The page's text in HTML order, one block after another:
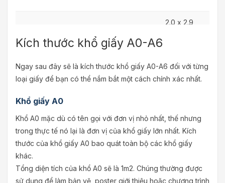
2.0 x 2.9
A9 37 x 52 mm 3.7 x 5.2 cm
1.5 x 2.0
inches
A10 26 x 37 mm
Kích thước khổ giấy A0-A6
Ngay sau đây sẽ là kích thước khổ giấy A0-A6 đối với từng
loại giấy để bạn có thể nắm bắt một cách chính xác nhất.
Khổ giấy A0
Khổ A0 mặc dù có tên gọi với đơn vị nhỏ nhất, thế nhưng
trong thực tế nó lại là đơn vị của khổ giấy lớn nhất. Kích
thước của khổ giấy A0 bao quát toàn bộ các khổ giấy
khác.
Tổng diện tích của khổ A0 sẽ là 1m2. Chúng thường được
sử dụng để làm bản vẽ, poster giới thiệu hoặc chương trình